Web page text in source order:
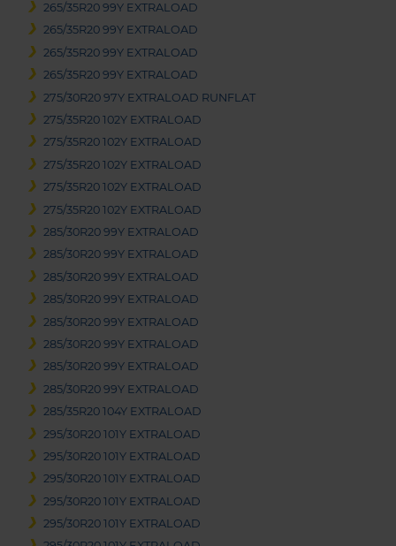
265/35R20 99Y EXTRALOAD
265/35R20 99Y EXTRALOAD
265/35R20 99Y EXTRALOAD
265/35R20 99Y EXTRALOAD
275/30R20 97Y EXTRALOAD RUNFLAT
275/35R20 102Y EXTRALOAD
275/35R20 102Y EXTRALOAD
275/35R20 102Y EXTRALOAD
275/35R20 102Y EXTRALOAD
275/35R20 102Y EXTRALOAD
285/30R20 99Y EXTRALOAD
285/30R20 99Y EXTRALOAD
285/30R20 99Y EXTRALOAD
285/30R20 99Y EXTRALOAD
285/30R20 99Y EXTRALOAD
285/30R20 99Y EXTRALOAD
285/30R20 99Y EXTRALOAD
285/30R20 99Y EXTRALOAD
285/35R20 104Y EXTRALOAD
295/30R20 101Y EXTRALOAD
295/30R20 101Y EXTRALOAD
295/30R20 101Y EXTRALOAD
295/30R20 101Y EXTRALOAD
295/30R20 101Y EXTRALOAD